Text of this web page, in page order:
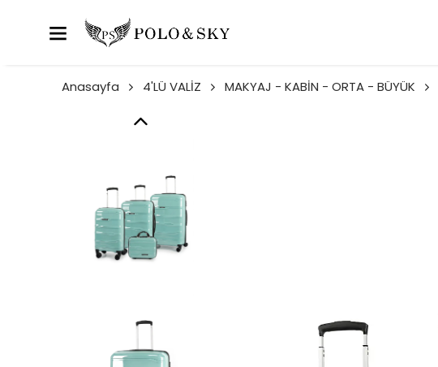
Anasayfa 4'LÜ VALİZ MAKYAJ - KABİN - ORTA - BÜYÜK